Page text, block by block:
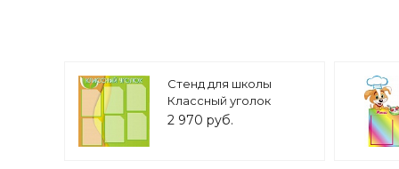
Стенд для школы
Классный уголок
0,8*0,8м 6 карманов
2 970 руб.